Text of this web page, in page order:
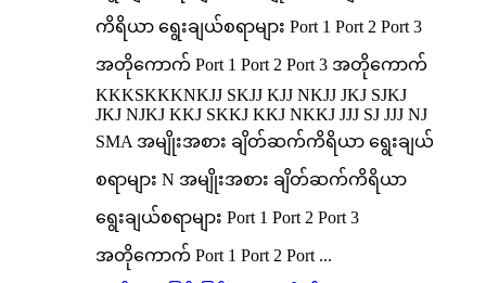
ကိရိယာ ရွေးချယ်စရာများ Port 1 Port 2 Port 3
အတိုကောက် Port 1 Port 2 Port 3 အတိုကောက်
KKKSKKKNKJJ SKJJ KJJ NKJJ JKJ SJKJ
JKJ NJKJ KKJ SKKJ KKJ NKKJ JJJ SJ JJJ NJ
SMA အမျိုးအစား ချိတ်ဆက်ကိရိယာ ရွေးချယ်
စရာများ N အမျိုးအစား ချိတ်ဆက်ကိရိယာ
ရွေးချယ်စရာများ Port 1 Port 2 Port 3
အတိုကောက် Port 1 Port 2 Port ...